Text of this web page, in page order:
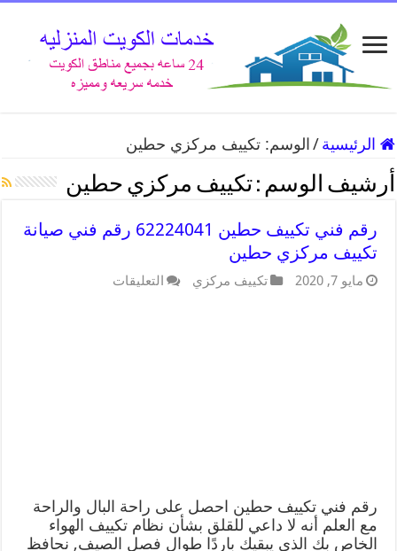
الرئيسية / الوسم:تكييف مركزي حطين
أرشيف الوسم :تكييف مركزي حطين
رقم فني تكييف حطين 62224041 رقم فني صيانة
تكييف مركزي حطين
مايو 7, 2020 تكييف مركزي التعليقات
رقم فني تكييف حطين احصل على راحة البال والراحة
مع العلم أنه لا داعي للقلق بشأن نظام تكييف الهواء
الخاص بك الذي يبقيك باردًا طوال فصل الصيف, نحافظ